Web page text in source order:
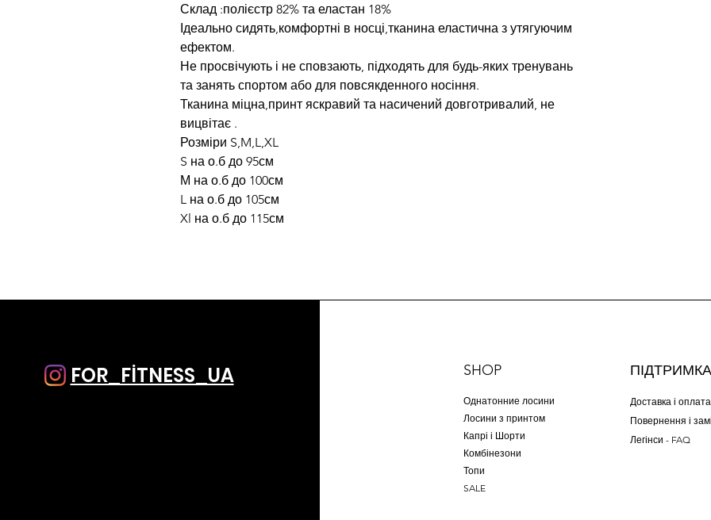
Склад :полієстр 82% та еластан 18%
Ідеально сидять,комфортні в носці,тканина еластична з утягуючим
ефектом.
Не просвічують і не сповзають, підходять для будь-яких тренувань
та занять спортом або для повсякденного носіння.
Тканина міцна,принт яскравий та насичений довготривалий, не
вицвітає .
Розміри S,M,L,XL
S на о.б до 95см
М на о.б до 100см
L на о.б до 105см
Xl на о.б до 115см
FOR_FİTNESS_UA SHOP
Однатонние лосини
Лосини з принтом
Капрі і Шорти
Комбінезони
Топи
SALE
ПІДТРИМКА
Доставка і оплата
Повернення і
Легінси - FAQ